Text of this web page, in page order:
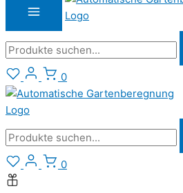
Suche
0
Suche
0